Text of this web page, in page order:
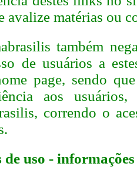
avalize matérias ou
também
de usuários a
page, sendo
aos
correndo o
de uso -